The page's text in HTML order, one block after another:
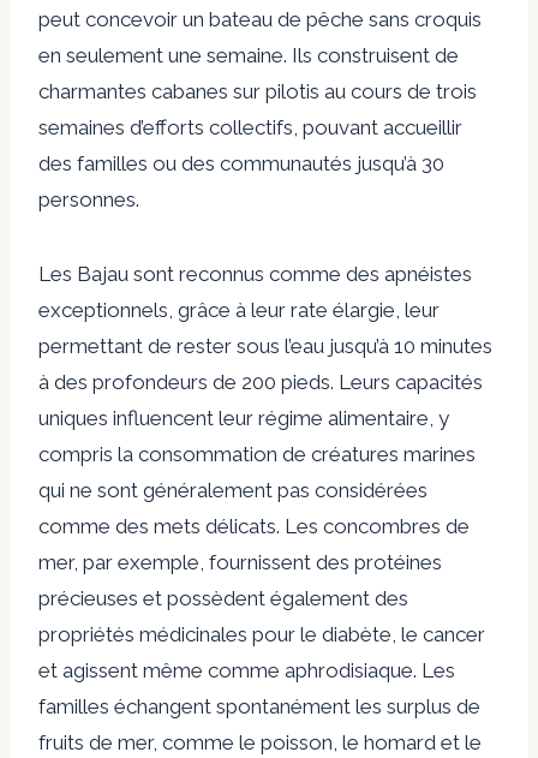
peut concevoir un bateau de pêche sans croquis
en seulement une semaine. Ils construisent de
charmantes cabanes sur pilotis au cours de trois
semaines d’efforts collectifs, pouvant accueillir
des familles ou des communautés jusqu’à 30
personnes.
Les Bajau sont reconnus comme des apnéistes
exceptionnels, grâce à leur rate élargie, leur
permettant de rester sous l’eau jusqu’à 10 minutes
à des profondeurs de 200 pieds. Leurs capacités
uniques influencent leur régime alimentaire, y
compris la consommation de créatures marines
qui ne sont généralement pas considérées
comme des mets délicats. Les concombres de
mer, par exemple, fournissent des protéines
précieuses et possèdent également des
propriétés médicinales pour le diabète, le cancer
et agissent même comme aphrodisiaque. Les
familles échangent spontanément les surplus de
fruits de mer, comme le poisson, le homard et le